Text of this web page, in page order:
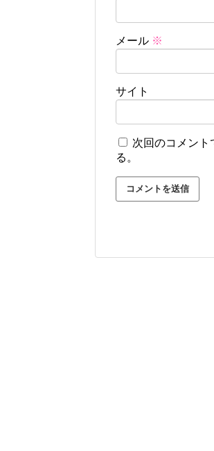
メール ※
サイト
次回のコメント
る。